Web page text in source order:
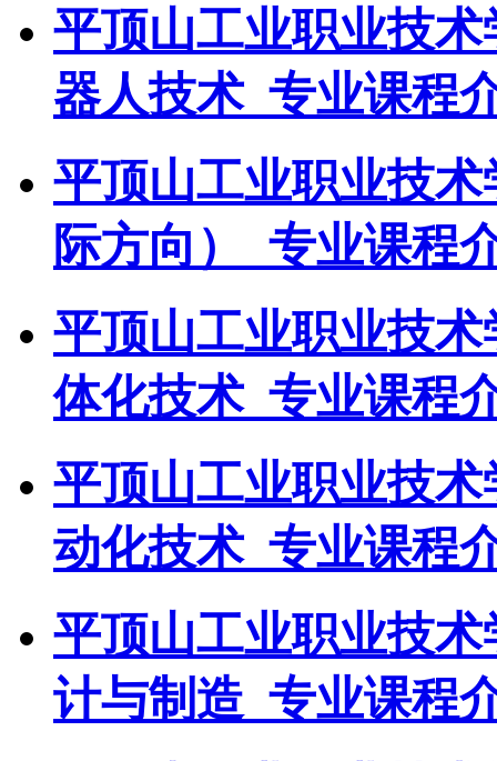
平顶山工业职业技
器人技术_专业课程
平顶山工业职业技
际方向）_专业课程
平顶山工业职业技
体化技术_专业课程
平顶山工业职业技
动化技术_专业课程
平顶山工业职业技
计与制造_专业课程